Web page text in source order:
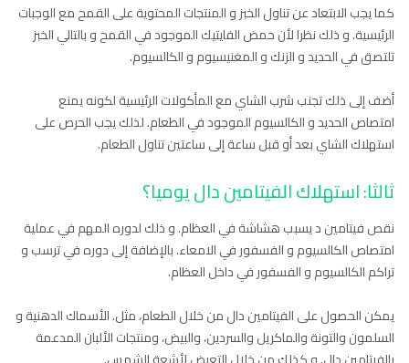
كما يجب الابتعاد عن تناول الخبز و المنتجات المحتوية على القمح مع الوجبات
الرئيسية. و ذلك نظرا لأن حمض الفايتيك الموجود في القمح و بالتالي الخبز
تلتصق في الحديد و الزنك و المغنيسيوم و الكالسيوم.
أضف إلى ذلك تجنب شرب الشاي مع المأكولات الرئيسية لكونه يمنع
امتصاص الحديد و الكالسيوم الموجود في الطعام. لذلك يجب الحرص على
استهلاك الشاي بعد أو قبل ساعة إلى ساعتين تناول الطعام.
ثالثا: استهلاك الفيتامين دال يوميا؟
نقص فيتامين د يسبب هشاشة في العظام. و ذلك لدوره المهم في عملية
امتصاص الكالسيوم و الفسفور في الامعاء. بالإضافة إلى دوره في ترسب و
تراكم الكالسيوم و الفسفور في داخل العظام.
يمكن الحصول على الفيتامين دال من خلال الطعام، مثل. الأسماك الدهنية و
السلمون والتونة والماكريل والسردين، والبيض، ومنتجات الألبان المدعمة